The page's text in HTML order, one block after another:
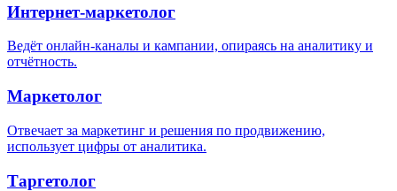
Интернет-маркетолог
Ведёт онлайн-каналы и кампании, опираясь на аналитику и
отчётность.
Маркетолог
Отвечает за маркетинг и решения по продвижению,
использует цифры от аналитика.
Таргетолог